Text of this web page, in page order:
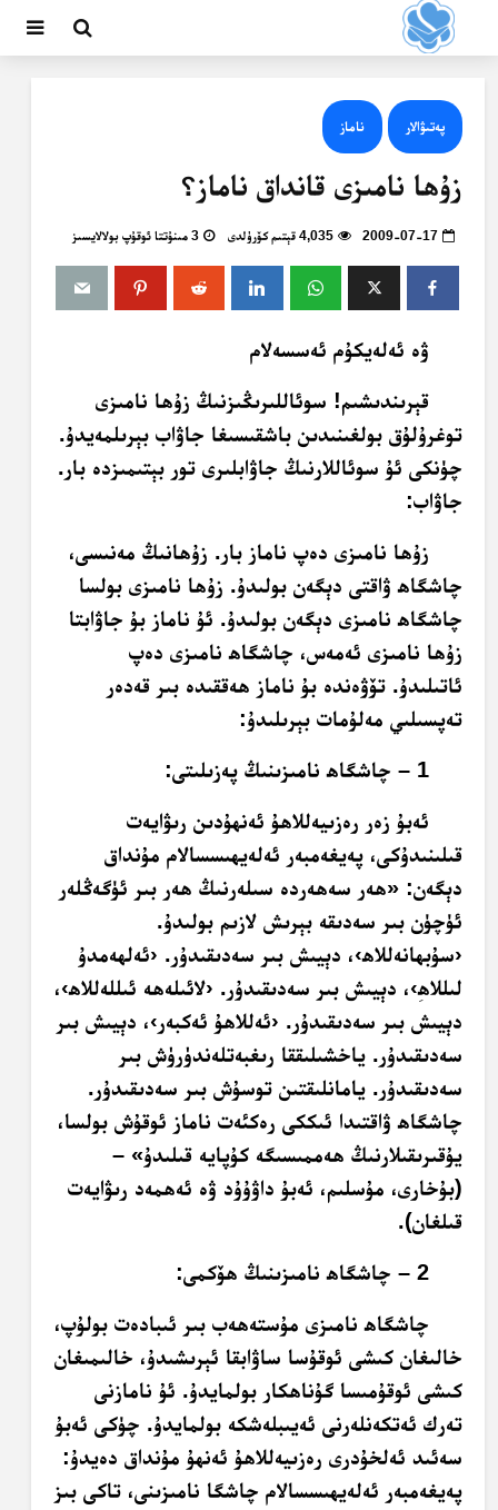
پەتىۋالار ناماز
زۇھا نامىزى قانداق ناماز؟
2009-07-17 4,035 قېتىم كۆرۈلدى 3 مىنۇتتا ئوقۇپ بولالايسىز
ۋە ئەلەيكۇم ئەسسەلام
قېرىندىشىم! سوئاللىرىڭىزنىڭ زۇھا نامىزى
توغرۇلۇق بولغىنىدىن باشقىسىغا جاۋاب بېرىلمەيدۇ.
چۈنكى ئۇ سوئاللارنىڭ جاۋابلىرى تور بېتىمىزدە بار.
جاۋاب:
زۇھا نامىزى دەپ ناماز بار. زۇھانىڭ مەنىسى،
چاشگاھ ۋاقتى دېگەن بولىدۇ. زۇھا نامىزى بولسا
چاشگاھ نامىزى دېگەن بولىدۇ. ئۇ ناماز بۇ جاۋابتا
زۇھا نامىزى ئەمەس، چاشگاھ نامىزى دەپ
ئاتىلىدۇ. تۆۋەندە بۇ ناماز ھەققىدە بىر قەدەر
تەپسىلىي مەلۇمات بېرىلىدۇ:
1 – چاشگاھ نامىزىنىڭ پەزىلىتى:
ئەبۇ زەر رەزىيەللاھۇ ئەنھۇدىن رىۋايەت
قىلىنىدۇكى، پەيغەمبەر ئەلەيھىسسالام مۇنداق
دېگەن: «ھەر سەھەردە سىلەرنىڭ ھەر بىر ئۈگەڭلەر
ئۈچۈن بىر سەدىقە بېرىش لازىم بولىدۇ.
‹سۇبھانەللاھ›، دېيىش بىر سەدىقىدۇر. ‹ئەلھەمدۇ
لىللاھِ›، دېيىش بىر سەدىقىدۇر. ‹لائىلەھە ئىللەللاھ›،
دېيىش بىر سەدىقىدۇر. ‹ئەللاھۇ ئەكبەر›، دېيىش بىر
سەدىقىدۇر. ياخشىلىققا رىغبەتلەندۈرۈش بىر
سەدىقىدۇر. يامانلىقتىن توسۇش بىر سەدىقىدۇر.
چاشگاھ ۋاقتىدا ئىككى رەكئەت ناماز ئوقۇش بولسا،
يۇقىرىقىلارنىڭ ھەممىسىگە كۇپايە قىلىدۇ» –
(بۇخارى، مۇسلىم، ئەبۇ داۋۇۇد ۋە ئەھمەد رىۋايەت
قىلغان).
2 – چاشگاھ نامىزىنىڭ ھۆكمى:
چاشگاھ نامىزى مۇستەھەب بىر ئىبادەت بولۇپ،
خالىغان كىشى ئوقۇسا ساۋابقا ئېرىشىدۇ، خالىمىغان
كىشى ئوقۇمىسا گۇناھكار بولمايدۇ. ئۇ نامازنى
تەرك ئەتكەنلەرنى ئەيىبلەشكە بولمايدۇ. چۈكى ئەبۇ
سەئىد ئەلخۇدرى رەزىيەللاھۇ ئەنھۇ مۇنداق دەيدۇ:
پەيغەمبەر ئەلەيھىسسالام چاشگا نامىزىنى، تاكى بىز